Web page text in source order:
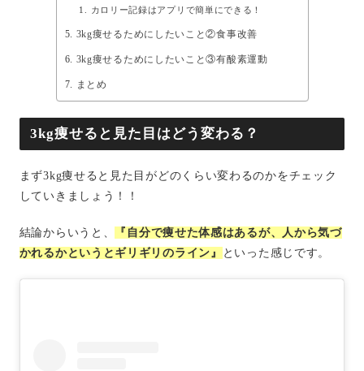
カロリー記録はアプリで簡単にできる！
3kg痩せるためにしたいこと②食事改善
3kg痩せるためにしたいこと③有酸素運動
まとめ
3kg痩せると見た目はどう変わる？
まず3kg痩せると見た目がどのくらい変わるのかをチェック
していきましょう！！
結論からいうと、
『自分で痩せた体感はあるが、人から気づ
かれるかというとギリギリのライン』
といった感じです。